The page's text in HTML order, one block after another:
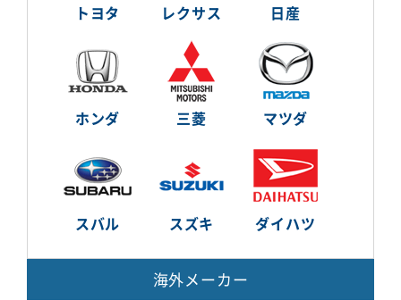
トヨタ レクサス 日産
ホンダ 三菱 マツダ
スバル スズキ ダイハツ
海外メーカー